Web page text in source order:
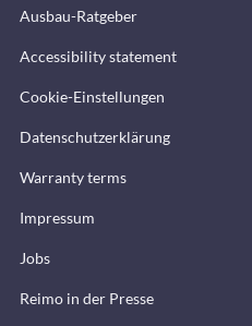
Ausbau-Ratgeber
Accessibility statement
Cookie-Einstellungen
Datenschutzerklärung
Warranty terms
Impressum
Jobs
Reimo in der Presse